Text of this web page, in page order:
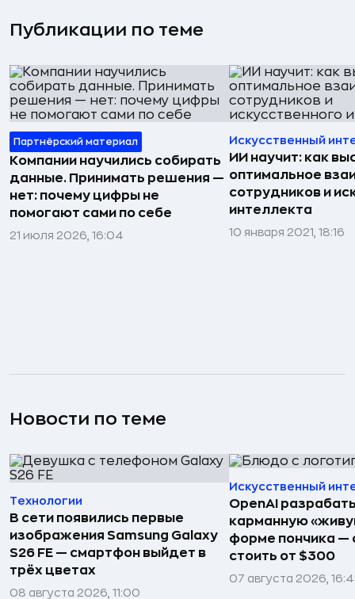
Публикации по теме
Партнёрский материал
Компании научились собирать
данные. Принимать решения —
нет: почему цифры не
помогают сами по себе
21 июля 2026, 16:04
Искусственный
ИИ научит: как
оптимальное
сотрудников и
интеллекта
10 января 2021, 18:16
Новости по теме
Технологии
В сети появились первые
изображения Samsung Galaxy
S26 FE — смартфон выйдет в
трёх цветах
08 августа 2026, 11:00
Искусственный
OpenAI
карманную
форме пончика —
стоить от $300
07 августа 2026,